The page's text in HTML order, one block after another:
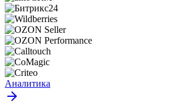
Аналитика